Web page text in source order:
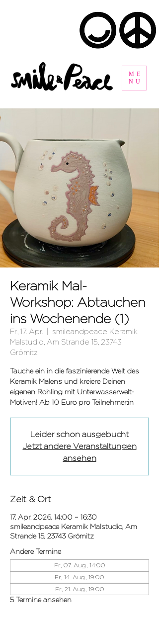
ME
NU
Keramik Mal-
Workshop: Abtauchen
ins Wochenende (1)
Fr., 17. Apr.
smileandpeace Keramik
Malstudio, Am Strande 15, 23743
Grömitz
Tauche ein in die faszinierende Welt des
Keramik Malens und kreiere Deinen
eigenen Rohling mit Unterwasserwelt-
Leider schon ausgebucht
Jetzt andere Veranstaltungen
ansehen
Zeit & Ort
17. Apr. 2026, 14:00 – 16:30
smileandpeace Keramik Malstudio, Am
Strande 15, 23743 Grömitz
Andere Termine
Fr., 07. Aug., 14:00
Fr., 14. Aug., 19:00
Fr., 21. Aug., 19:00
5 Termine ansehen